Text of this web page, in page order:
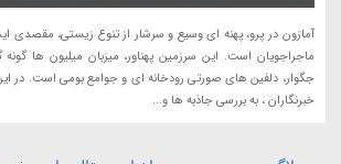
آمازون در پرو، پهنه ای وسیع و سرشار از تنوع زیستی، مقصدی
ماجراجویان است. این سرزمین پهناور، میزبان میلیون ها
جگوار، دلفین های صورتی رودخانه ای و جوامع بومی است. در
خبرنگاران ، به بررسی جاذبه ها و...